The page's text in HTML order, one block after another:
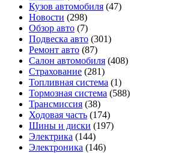
Кузов автомобиля (47)
Новости (298)
Обзор авто (7)
Подвеска авто (301)
Ремонт авто (87)
Салон автомобиля (408)
Страхование (281)
Топливная система (1)
Тормозная система (588)
Трансмиссия (38)
Ходовая часть (174)
Шины и диски (197)
Электрика (144)
Электроника (146)